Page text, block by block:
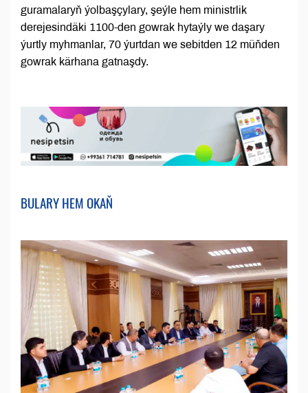
guramalaryň ýolbaşçylary, şeýle hem ministrlik
derejesindäki 1100-den gowrak hytaýly we daşary
ýurtly myhmanlar, 70 ýurtdan we sebitden 12 müňden
gowrak kärhana gatnaşdy.
BULARY HEM OKAŇ